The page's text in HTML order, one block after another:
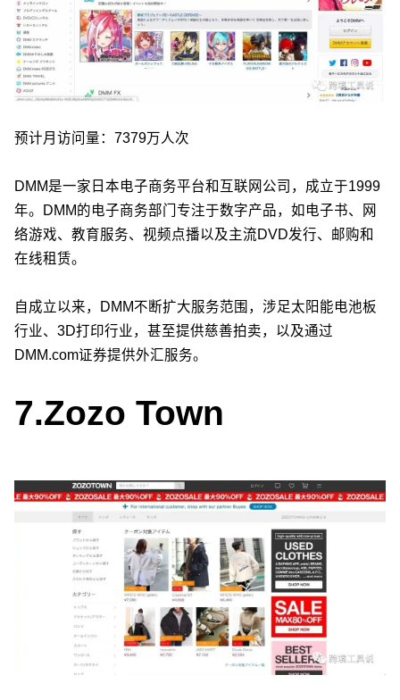
预计月访问量：7379万人次
DMM是一家日本电子商务平台和互联网公司，成立于1999
年。DMM的电子商务部门专注于数字产品，如电子书、网
络游戏、教育服务、视频点播以及主流DVD发行、邮购和
在线租赁。
自成立以来，DMM不断扩大服务范围，涉足太阳能电池板
行业、3D打印行业，甚至提供慈善拍卖，以及通过
DMM.com证券提供外汇服务。
7.Zozo Town